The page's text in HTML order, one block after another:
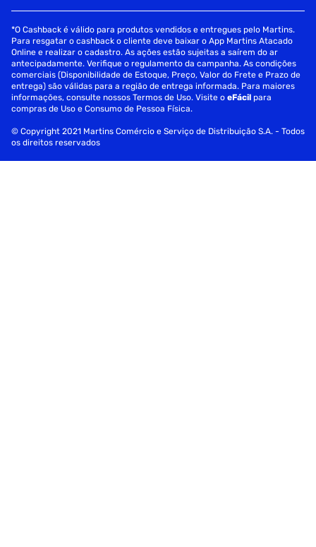
*O Cashback é válido para produtos vendidos e entregues pelo Martins.
Para resgatar o cashback o cliente deve baixar o App Martins Atacado
Online e realizar o cadastro. As ações estão sujeitas a saírem do ar
antecipadamente. Verifique o regulamento da campanha. As condições
comerciais (Disponibilidade de Estoque, Preço, Valor do Frete e Prazo de
entrega) são válidas para a região de entrega informada. Para maiores
informações, consulte nossos Termos de Uso. Visite oeFácil para
compras de Uso e Consumo de Pessoa Física.
© Copyright 2021 Martins Comércio e Serviço de Distribuição S.A. - Todos
os direitos reservados